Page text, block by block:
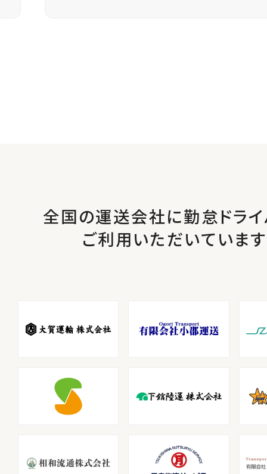
全国の運送会社に勤怠ドラ
ご利用いただいています